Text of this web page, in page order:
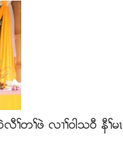
ႈတႈဖဲ လ႕ႈ၀ါသ၀ီ နီႈမၚ